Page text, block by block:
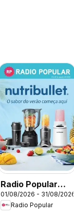
Radio Popular
Nutribullet
01/08/2026 - 31/08/2026
Radio Popular